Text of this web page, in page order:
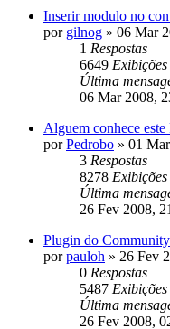
Inserir modulo no
por gilnog » 06 Mar
1 Respostas
6649 Exibições
Última
06 Mar 2008,
Alguem conhece este
porPedrobo » 01
3 Respostas
8278 Exibições
Última
26 Fev 2008,
Plugin do
porpauloh » 26 Fev
0 Respostas
5487 Exibições
Última
26 Fev 2008,